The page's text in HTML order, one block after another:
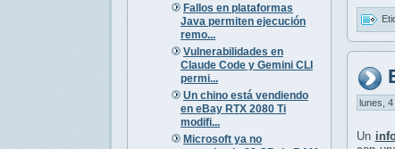
Fallos en plataformas
Java permiten ejecución
remo...
Vulnerabilidades en
Claude Code y Gemini CLI
permi...
Un chino está vendiendo
en eBay RTX 2080 Ti
modifi...
Microsoft ya no
lunes,
Un